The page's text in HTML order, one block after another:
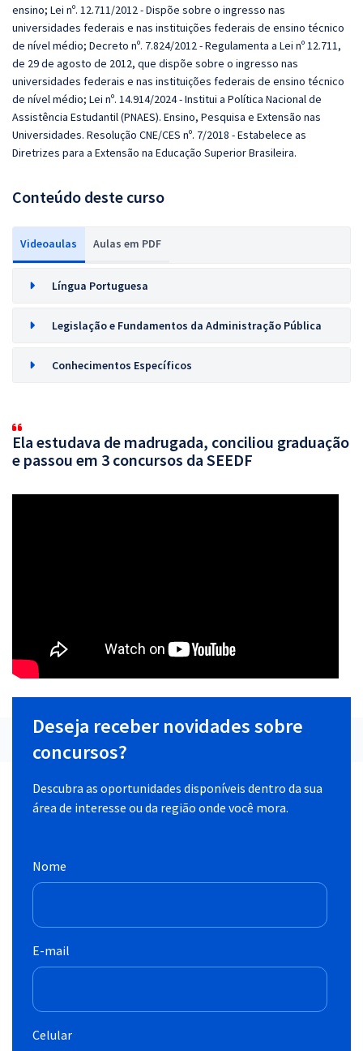
ensino; Lei nº. 12.711/2012 - Dispõe sobre o ingresso nas
universidades federais e nas instituições federais de ensino técnico
de nível médio; Decreto nº. 7.824/2012 - Regulamenta a Lei nº 12.711,
de 29 de agosto de 2012, que dispõe sobre o ingresso nas
universidades federais e nas instituições federais de ensino técnico
de nível médio; Lei nº. 14.914/2024 - Institui a Política Nacional de
Assistência Estudantil (PNAES). Ensino, Pesquisa e Extensão nas
Universidades. Resolução CNE/CES nº. 7/2018 - Estabelece as
Diretrizes para a Extensão na Educação Superior Brasileira.
Conteúdo deste curso
Videoaulas Aulas em PDF
Língua Portuguesa
Legislação e Fundamentos da Administração Pública
Conhecimentos Específicos
Ela estudava de madrugada, conciliou graduação
e passou em 3 concursos da SEEDF
Deseja receber novidades sobre
concursos?
Descubra as oportunidades disponíveis dentro da sua
área de interesse ou da região onde você mora.
Nome
E-mail
Celular